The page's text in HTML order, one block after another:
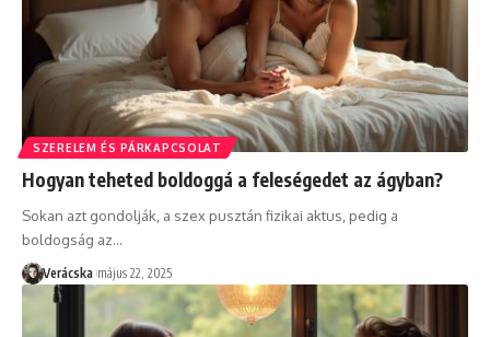
SZERELEM ÉS PÁRKAPCSOLAT
Hogyan teheted boldoggá a feleségedet az ágyban?
Sokan azt gondolják, a szex pusztán fizikai aktus, pedig a
boldogság az…
Verácska május 22, 2025